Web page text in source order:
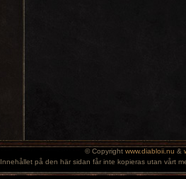
© Copyright www.diabloii.nu &
Innehållet på den här sidan får inte kopieras utan vårt